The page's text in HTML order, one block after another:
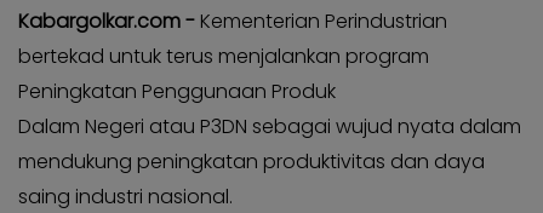
Kabar
Kabinet
Kabar
UKM
Kabar
DPP
Kabar
Kabar
Kabar
Kabargolkar.com - Kementerian Perindustrian
bertekad untuk terus menjalankan program
Peningkatan Penggunaan Produk
Dalam Negeri atau P3DN sebagai wujud nyata dalam
mendukung peningkatan produktivitas dan daya
saing industri nasional.